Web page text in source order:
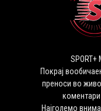
Покрај
преноси во
коментари
Најголемо